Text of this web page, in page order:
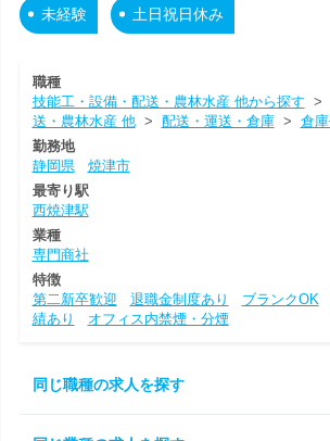
未経験 土日祝日休み
職種
技能工・設備・配送・農林水産 他から探す >
送・農林水産 他> 配送・運送・倉庫> 倉
勤務地
静岡県
焼津市
最寄り駅
西焼津駅
業種
専門商社
特徴
第二新卒歓迎
退職金制度あり ブランクOK
績あり
オフィス内禁煙・分煙
同じ職種の求人を探す